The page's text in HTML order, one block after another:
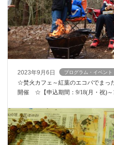
2023年9月6日 プログラム・イベント
☆焚火カフェ～紅葉のエコパでまっ
開催 ☆【申込期間：9/18(月・祝)～